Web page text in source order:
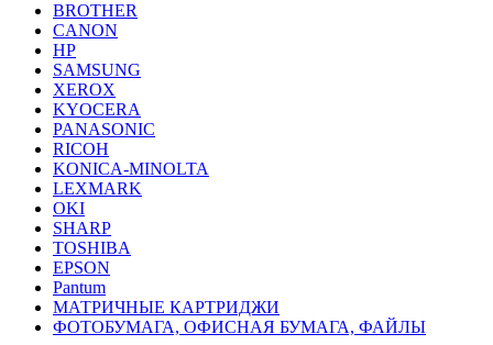
BROTHER
CANON
HP
SAMSUNG
XEROX
KYOCERA
PANASONIC
RICOH
KONICA-MINOLTA
LEXMARK
OKI
SHARP
TOSHIBA
EPSON
Pantum
МАТРИЧНЫЕ КАРТРИДЖИ
ФОТОБУМАГА, ОФИСНАЯ БУМАГА, ФАЙЛЫ